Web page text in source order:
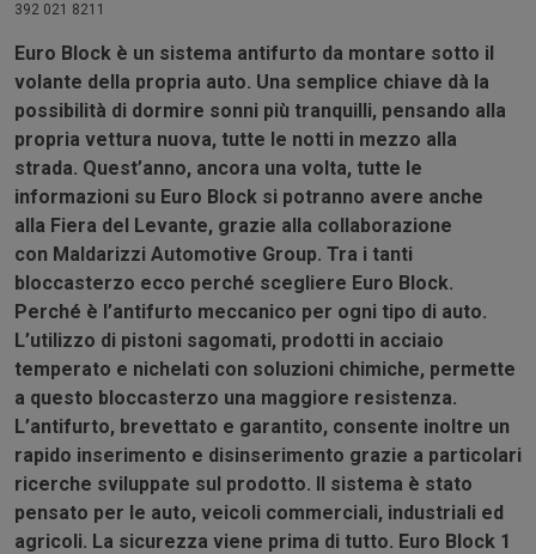
392 021 8211
Euro Block è un sistema antifurto da montare sotto il
volante della propria auto. Una semplice chiave dà la
possibilità di dormire sonni più tranquilli, pensando alla
propria vettura nuova, tutte le notti in mezzo alla
strada. Quest’anno, ancora una volta, tutte le
informazioni su Euro Block si potranno avere anche
alla Fiera del Levante, grazie alla collaborazione
con Maldarizzi Automotive Group. Tra i tanti
bloccasterzo ecco perché scegliere Euro Block.
Perché è l’antifurto meccanico per ogni tipo di auto.
L’utilizzo di pistoni sagomati, prodotti in acciaio
temperato e nichelati con soluzioni chimiche, permette
a questo bloccasterzo una maggiore resistenza.
L’antifurto, brevettato e garantito, consente inoltre un
rapido inserimento e disinserimento grazie a particolari
ricerche sviluppate sul prodotto. Il sistema è stato
pensato per le auto, veicoli commerciali, industriali ed
agricoli. La sicurezza viene prima di tutto. Euro Block 1